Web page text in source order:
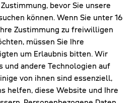
bevor Sie unsere
können. Wenn Sie unter 16
Zustimmung zu freiwilligen
müssen Sie Ihre
um Erlaubnis bitten. Wir
und andere Technologien auf
von ihnen sind essenziell,
helfen, diese Website und Ihre
Platforms Ireland Limited, 4
Dublin 2, Irland. Die erfassten
von Facebook jedoch auch
Drittländer übertragen.
der Seitenbesucher nachverfolgt
durch Klick auf eine Facebook-
Website des Anbieters
Dadurch können die